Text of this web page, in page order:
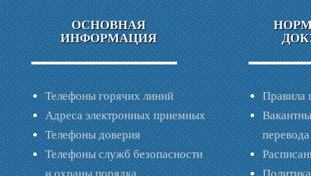
ОСНОВНАЯ
ИНФОРМАЦИЯ
Телефоны горячих линий
Адреса электронных приемных
Телефоны доверия
Телефоны служб безопасности
Правила
перевода